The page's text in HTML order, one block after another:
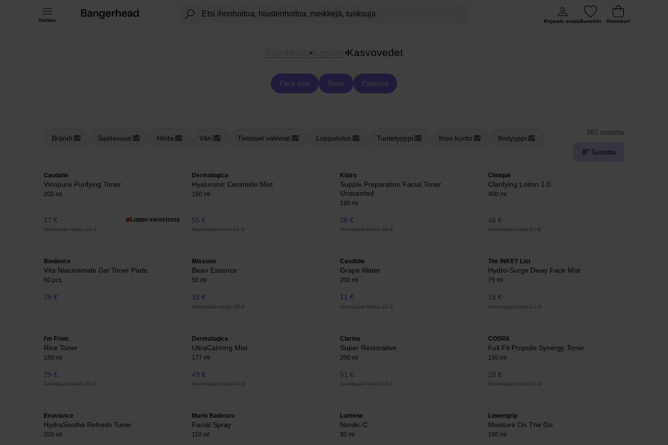
Valikko Kirjaudu sisäänSuosikki Ostoskori
Kasvot Kasvovedet
Face mist Toner Essence
Brändi Saatavuus Hinta Väri Tietoiset valinnat Lopputulos Tuotetyyppi Ihon kunto Ihotyyppi
262 tuotetta
Suosittu
Caudalie
Vinopure Purifying Toner
200 ml
17 €
Normaali hinta 18 €
Loppu varastosta
Dermalogica
Hyaluronic Ceramide Mist
150 ml
55 €
Normaali hinta 61 €
Klairs
Supple Preparation Facial Toner
Unscented
180 ml
26 €
Normaali hinta 30 €
Clinique
Clarifying Lotion 1.0
400 ml
46 €
Normaali hinta 51 €
Biodance
Vita Niacinamide Gel Toner Pads
60 pcs
28 €
Mixsoon
Bean Essence
50 ml
32 €
Normaali hinta 39 €
Caudalie
Grape Water
200 ml
11 €
Normaali hinta 15 €
The INKEY List
Hydro-Surge Dewy Face Mist
75 ml
15 €
Normaali hinta 17 €
I'm From
Rice Toner
150 ml
29 €
Normaali hinta 36 €
Dermalogica
UltraCalming Mist
177 ml
49 €
Normaali hinta 54 €
Clarins
Super Restorative
200 ml
51 €
Normaali hinta 56 €
COSRX
Full Fit Propolis Synergy Toner
150 ml
28 €
Normaali hinta 31 €
Exuviance
HydraSoothe Refresh Toner
200 ml
Mario Badescu
Facial Spray
118 ml
Lumene
Nordic-C
30 ml
Löwengrip
Moisture On The Go
100 ml